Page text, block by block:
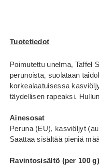
Tuotetiedot
Poimutettu unelma, Taffel
perunoista, suolataan
korkealaatuisessa
täydellisen rapeaksi.
Ainesosat
Peruna (EU), kasviöljyt
Saattaa sisältää pieniä
Ravintosisältö (per 100 g)